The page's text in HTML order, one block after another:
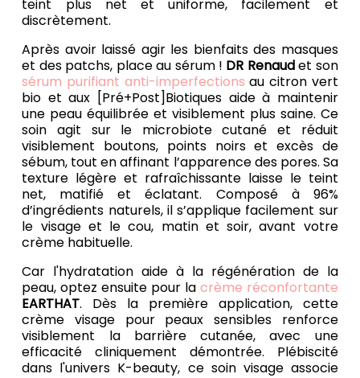
teint plus net et uniforme, facilement et
discrètement.
Après avoir laissé agir les bienfaits des masques
et des patchs, place au sérum ! DR Renaudet son
sérum purifiant anti-imperfections au citron vert
bio et aux [Pré+Post]Biotiques aide à maintenir
une peau équilibrée et visiblement plus saine. Ce
soin agit sur le microbiote cutané et réduit
visiblement boutons, points noirs et excès de
sébum, tout en affinant l’apparence des pores. Sa
texture légère et rafraîchissante laisse le teint
net, matifié et éclatant. Composé à 96%
d’ingrédients naturels, il s’applique facilement sur
le visage et le cou, matin et soir, avant votre
crème habituelle.
Car l'hydratation aide à la régénération de la
peau, optez ensuite pour la crème réconfortante
EARTHAT. Dès la première application, cette
crème visage pour peaux sensibles renforce
visiblement la barrière cutanée, avec une
efficacité cliniquement démontrée. Plébiscité
dans l'univers K-beauty, ce soin visage associe